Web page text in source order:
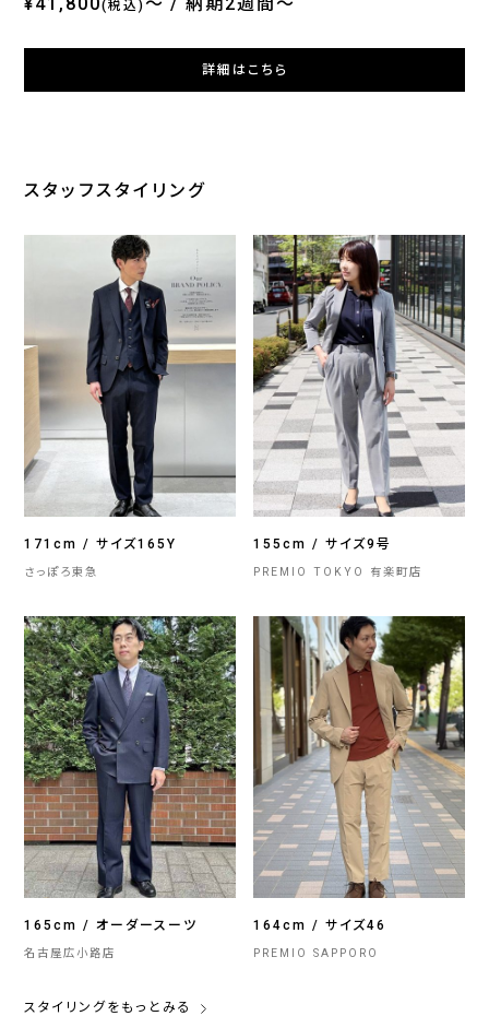
¥41,800(税込)～ 納期2週間～
詳細はこちら
スタッフスタイリング
171cm / サイズ165Y
さっぽろ東急
155cm / サイズ9号
PREMIO TOKYO 有楽町店
165cm / オーダースーツ
名古屋広小路店
164cm / サイズ46
PREMIO SAPPORO
スタイリングをもっとみる